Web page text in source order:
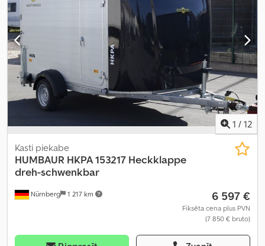
1 / 12
Nürnberg 1 217 km
Kasti piekabe
HUMBAUR HKPA 153217 Heckklappe
dreh-schwenkbar
6 597 €
Fiksēta cena plus PVN
(7 850 € bruto)